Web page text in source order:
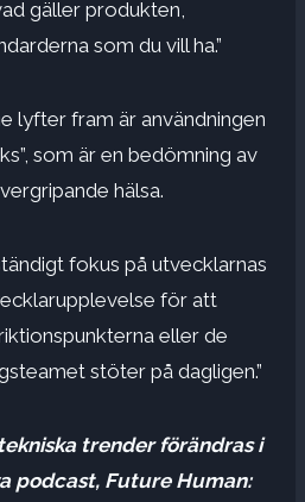
gäller produkten,
som du vill ha.”
lyfter fram är användningen
som är en bedömning av
hälsa.
fokus på utvecklarnas
för att
eller de
stöter på dagligen.”
trender förändras i
podcast, Future Human: